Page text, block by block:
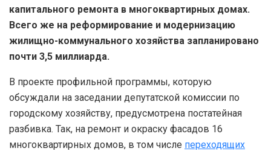
капитального ремонта в многоквартирных домах.
Всего же на реформирование и модернизацию
жилищно-коммунального хозяйства запланировано
почти 3,5 миллиарда.
В проекте профильной программы, которую
обсуждали на заседании депутатской комиссии по
городскому хозяйству, предусмотрена постатейная
разбивка. Так, на ремонт и окраску фасадов 16
многоквартирных домов, в том числе переходящих